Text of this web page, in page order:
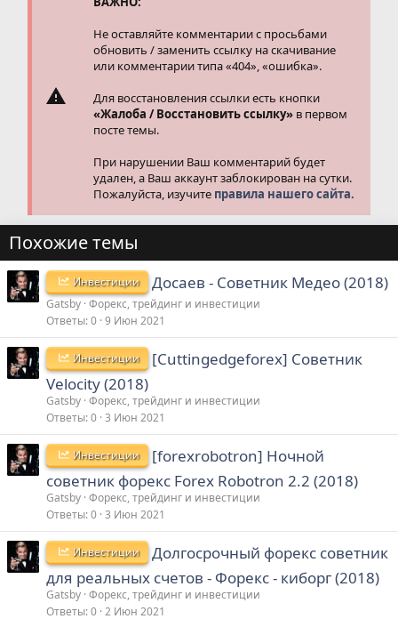
Не оставляйте комментарии с просьбами
обновить / заменить ссылку на скачивание
или комментарии типа «404», «ошибка».
Для восстановления ссылки есть кнопки
«Жалоба / Восстановить ссылку» в первом
посте темы.
При нарушении Ваш комментарий будет
удален, а Ваш аккаунт заблокирован на сутки.
Пожалуйста, изучите правила нашего сайта.
Похожие темы
Инвестиции Досаев - Советник Медео (2018)
Gatsby Форекс, трейдинг и инвестиции
Ответы 0 9 Июн 2021
Инвестиции
[Сuttingedgeforex] Советник
Velocity (2018)
Gatsby Форекс, трейдинг и инвестиции
Ответы 0 3 Июн 2021
Инвестиции
[forexrobotron] Ночной
советник форекс Forex Robotron 2.2 (2018)
Gatsby Форекс, трейдинг и инвестиции
Ответы 0 3 Июн 2021
Инвестиции
Долгосрочный форекс советник
для реальных счетов - Форекс - киборг (2018)
Gatsby Форекс, трейдинг и инвестиции
Ответы 0 2 Июн 2021